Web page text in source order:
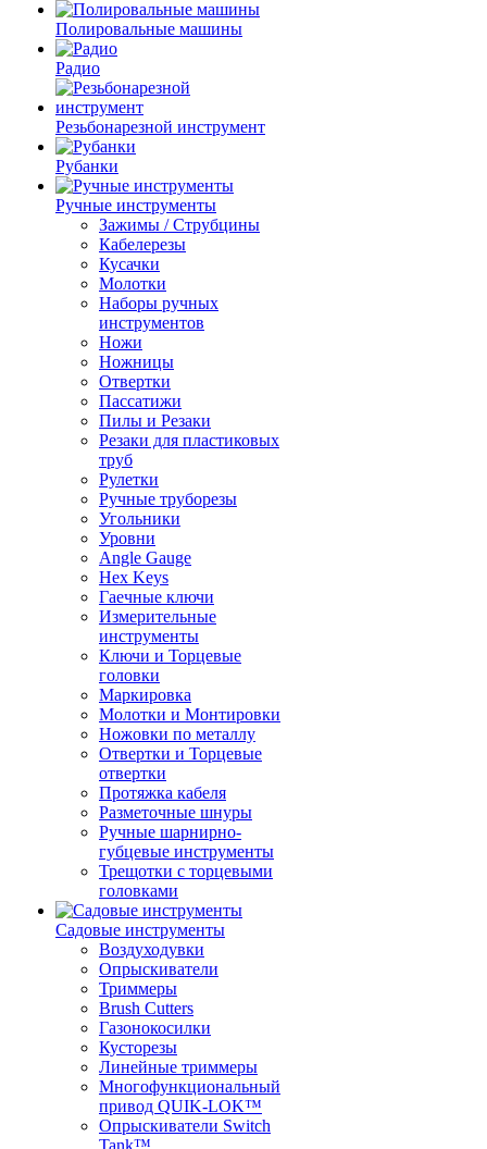
Полировальные машины
Радио
Резьбонарезной инструмент
Рубанки
Ручные инструменты
Зажимы / Струбцины
Кабелерезы
Кусачки
Молотки
Наборы ручных
инструментов
Ножи
Ножницы
Отвертки
Пассатижи
Пилы и Резаки
Резаки для пластиковых
труб
Рулетки
Ручные труборезы
Угольники
Уровни
Angle Gauge
Hex Keys
Гаечные ключи
Измерительные
инструменты
Ключи и Торцевые
головки
Маркировка
Молотки и Монтировки
Ножовки по металлу
Отвертки и Торцевые
отвертки
Протяжка кабеля
Разметочные шнуры
Ручные шарнирно-
губцевые инструменты
Трещотки с торцевыми
головками
Садовые инструменты
Воздуходувки
Опрыскиватели
Триммеры
Brush Cutters
Газонокосилки
Кусторезы
Линейные триммеры
Многофункциональный
привод QUIK-LOK™
Опрыскиватели Switch
Tank™